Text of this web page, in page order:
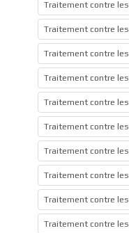
Traitement contre les
Traitement contre les
Traitement contre les
Traitement contre les
Traitement contre les
Traitement contre les
Traitement contre les
Traitement contre les
Traitement contre les
Traitement contre les